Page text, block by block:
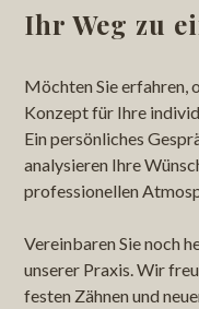
Ihr Weg zu
Möchten Sie erfahren,
Konzept für Ihre
Ein persönliches
analysieren Ihre
professionellen
Vereinbaren Sie noch
unserer Praxis. Wir
festen Zähnen und